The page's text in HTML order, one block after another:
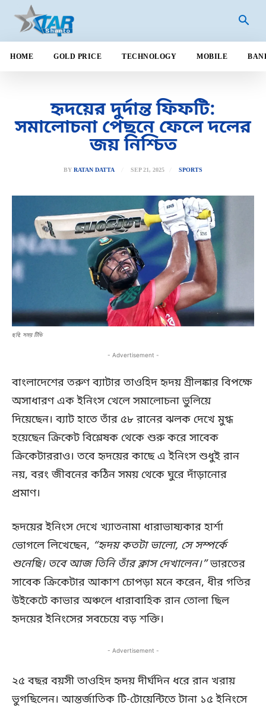
HOME GOLD PRICE TECHNOLOGY MOBILE
হৃদয়ের দুর্দান্ত ফিফটি:
সমালোচনা পেছনে ফেলে দলের
জয় নিশ্চিত
BY RATAN DATTA SEP 21, 2025 SPORTS
ছবি: সময় টিভি
- Advertisement -
বাংলাদেশের তরুণ ব্যাটার তাওহিদ হৃদয় শ্রীলঙ্কার বিপক্ষে
অসাধারণ এক ইনিংস খেলে সমালোচনা ভুলিয়ে
দিয়েছেন। ব্যাট হাতে তাঁর ৫৮ রানের ঝলক দেখে মুগ্ধ
হয়েছেন ক্রিকেট বিশ্লেষক থেকে শুরু করে সাবেক
ক্রিকেটাররাও। তবে হৃদয়ের কাছে এ ইনিংস শুধুই রান
নয়, বরং জীবনের কঠিন সময় থেকে ঘুরে দাঁড়ানোর
প্রমাণ।
হৃদয়ের ইনিংস দেখে খ্যাতনামা ধারাভাষ্যকার হার্শা
ভোগলে লিখেছেন, “হৃদয় কতটা ভালো, সে সম্পর্কে
শুনেছি। তবে আজ তিনি তাঁর ক্লাস দেখালেন।”ভারতের
সাবেক ক্রিকেটার আকাশ চোপড়া মনে করেন, ধীর গতির
উইকেটে কাভার অঞ্চলে ধারাবাহিক রান তোলা ছিল
হৃদয়ের ইনিংসের সবচেয়ে বড় শক্তি।
- Advertisement -
২৫ বছর বয়সী তাওহিদ হৃদয় দীর্ঘদিন ধরে রান খরায়
ভুগছিলেন। আন্তর্জাতিক টি-টোয়েন্টিতে টানা ১৫ ইনিংসে